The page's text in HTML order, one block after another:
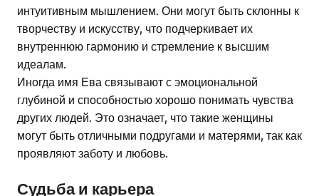
интуитивным мышлением. Они могут быть склонны к
творчеству и искусству, что подчеркивает их
внутреннюю гармонию и стремление к высшим
идеалам.
Иногда имя Ева связывают с эмоциональной
глубиной и способностью хорошо понимать чувства
других людей. Это означает, что такие женщины
могут быть отличными подругами и матерями, так как
проявляют заботу и любовь.
Судьба и карьера